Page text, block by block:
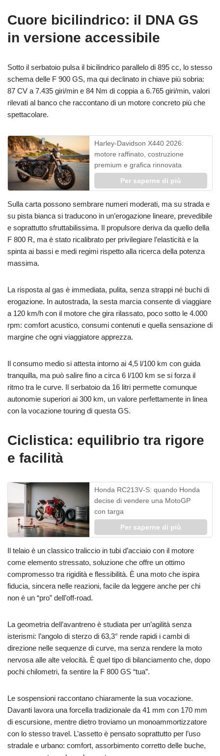
Cuore bicilindrico: il DNA GS
in versione accessibile
Sotto il serbatoio pulsa il bicilindrico parallelo di 895 cc, lo stesso
schema delle F 900 GS, ma qui declinato in chiave più sobria:
87 CV a 7.435 giri/min e 84 Nm di coppia a 6.765 giri/min, valori
rilevati al banco che raccontano di un motore concreto più che
spettacolare.
Harley-Davidson X440 2026:
motore raffinato, costruzione
premium e grafica rinnovata
Per saperne di più
Sulla carta possono sembrare numeri moderati, ma su strada e
su pista bianca si traducono in un’erogazione lineare, prevedibile
e soprattutto sfruttabilissima. Il propulsore deriva da quello della
F 800 R, ma è stato ricalibrato per privilegiare l’elasticità e la
spinta ai bassi e medi regimi rispetto alla ricerca della potenza
massima.
La risposta al gas è immediata, pulita, senza strappi né buchi di
erogazione. In autostrada, la sesta marcia consente di viaggiare
a 120 km/h con il motore che gira rilassato, poco sotto le 4.000
rpm: comfort acustico, consumi contenuti e quella sensazione di
margine che ogni viaggiatore apprezza.
Il consumo medio si attesta intorno ai 4,5 l/100 km con guida
tranquilla, ma può salire fino a circa 6 l/100 km se si forza il
ritmo tra le curve. Il serbatoio da 16 litri permette comunque
autonomie superiori ai 300 km, un valore perfettamente in linea
con la vocazione touring di questa GS.
Ciclistica: equilibrio tra rigore
e facilità
Honda RC213V‑S: quando Honda
decise di vendere una MotoGP
con targa
Per saperne di più
Il telaio è un classico traliccio in tubi d’acciaio con il motore
come elemento stressato, soluzione che offre un ottimo
compromesso tra rigidità e flessibilità. È una moto che ispira
fiducia, sincera nelle reazioni, facile da leggere anche per chi
non è un “pro” dell’off-road.
La geometria dell’avantreno è studiata per un’agilità senza
isterismi: l’angolo di sterzo di 63,3° rende rapidi i cambi di
direzione nelle sequenze di curve, ma senza rendere la moto
nervosa alle alte velocità. È quel tipo di bilanciamento che, dopo
pochi chilometri, fa sentire la F 800 GS “tua”.
Le sospensioni raccontano chiaramente la sua vocazione.
Davanti lavora una forcella tradizionale da 41 mm con 170 mm
di escursione, mentre dietro troviamo un monoammortizzatore
con lo stesso travel. L’assetto è pensato soprattutto per l’uso
stradale e urbano: comfort, assorbimento corretto delle buche,